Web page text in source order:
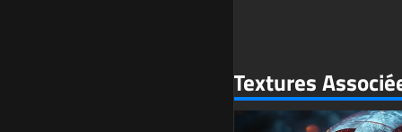
Textures